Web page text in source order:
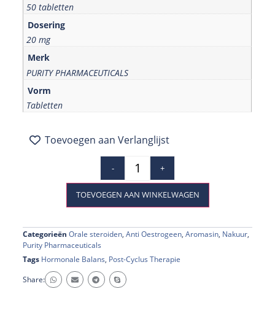
50 tabletten
Dosering
20 mg
Merk
PURITY PHARMACEUTICALS
Vorm
Tabletten
Toevoegen aan Verlanglijst
- +
TOEVOEGEN AAN WINKELWAGEN
Categorieën Orale steroiden,Anti Oestrogeen,Aromasin, Nakuur,
Purity Pharmaceuticals
Tags Hormonale Balans, Post-Cyclus Therapie
Share: